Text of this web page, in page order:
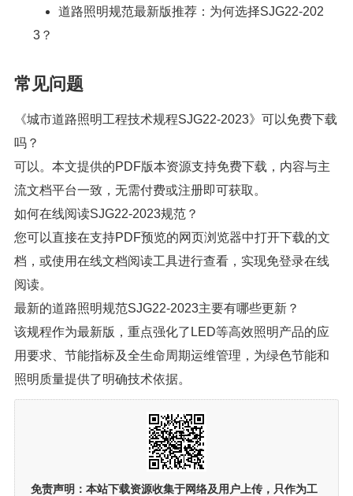
道路照明规范最新版推荐：为何选择SJG22-202
3？
常见问题
《城市道路照明工程技术规程SJG22-2023》可以免费下载
吗？
可以。本文提供的PDF版本资源支持免费下载，内容与主
流文档平台一致，无需付费或注册即可获取。
如何在线阅读SJG22-2023规范？
您可以直接在支持PDF预览的网页浏览器中打开下载的文
档，或使用在线文档阅读工具进行查看，实现免登录在线
阅读。
最新的道路照明规范SJG22-2023主要有哪些更新？
该规程作为最新版，重点强化了LED等高效照明产品的应
用要求、节能指标及全生命周期运维管理，为绿色节能和
照明质量提供了明确技术依据。
免责声明： 本站下载资源收集于网络及用户上传， 只作为工